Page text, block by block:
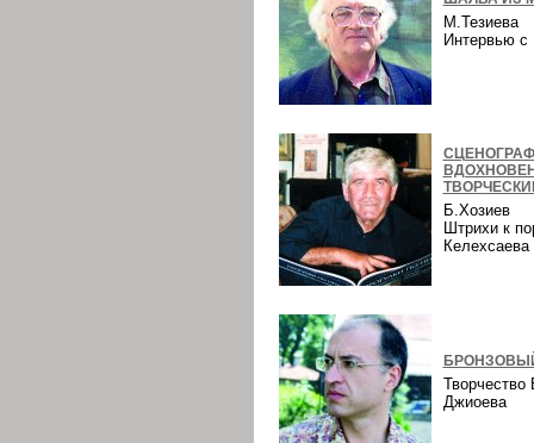
М.Тезиева
Интервью
Б.Хозиев
Штрихи к
Творчество
Джиоева